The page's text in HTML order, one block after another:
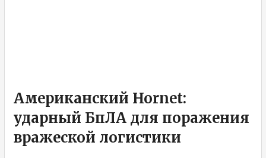
Американский Hornet:
ударный БпЛА для поражения
вражеской логистики